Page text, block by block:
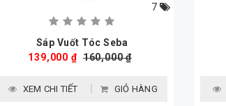
Sáp Vuốt Tóc Seba
139,000 ₫ 160,000 ₫
7
XEM CHI TIẾT GIỎ HÀNG